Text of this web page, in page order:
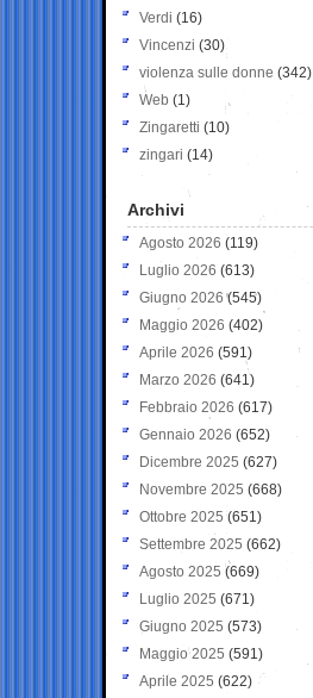
Verdi (16)
Vincenzi (30)
violenza sulle donne (342)
Web (1)
Zingaretti (10)
zingari (14)
Archivi
Agosto 2026 (119)
Luglio 2026 (613)
Giugno 2026 (545)
Maggio 2026 (402)
Aprile 2026 (591)
Marzo 2026 (641)
Febbraio 2026 (617)
Gennaio 2026 (652)
Dicembre 2025 (627)
Novembre 2025 (668)
Ottobre 2025 (651)
Settembre 2025 (662)
Agosto 2025 (669)
Luglio 2025 (671)
Giugno 2025 (573)
Maggio 2025 (591)
Aprile 2025 (622)